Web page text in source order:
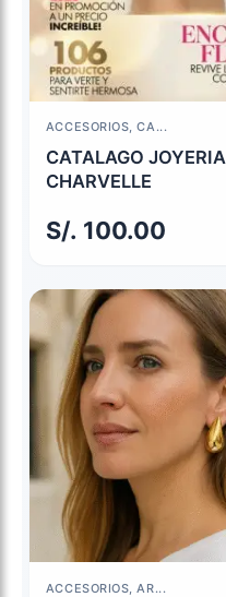
ACCESORIOS, CA...
CATALAGO JOYERIA
CHARVELLE
S/. 100.00
ACCESORIOS, AR...